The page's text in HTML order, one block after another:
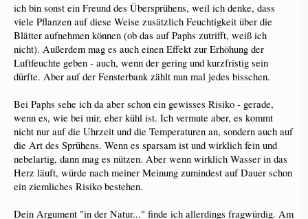
ich bin sonst ein Freund des Übersprühens, weil ich denke, dass
viele Pflanzen auf diese Weise zusätzlich Feuchtigkeit über die
Blätter aufnehmen können (ob das auf Paphs zutrifft, weiß ich
nicht). Außerdem mag es auch einen Effekt zur Erhöhung der
Luftfeuchte geben - auch, wenn der gering und kurzfristig sein
dürfte. Aber auf der Fensterbank zählt nun mal jedes bisschen.
Bei Paphs sehe ich da aber schon ein gewisses Risiko - gerade,
wenn es, wie bei mir, eher kühl ist. Ich vermute aber, es kommt
nicht nur auf die Uhrzeit und die Temperaturen an, sondern auch auf
die Art des Sprühens. Wenn es sparsam ist und wirklich fein und
nebelartig, dann mag es nützen. Aber wenn wirklich Wasser in das
Herz läuft, würde nach meiner Meinung zumindest auf Dauer schon
ein ziemliches Risiko bestehen.
Dein Argument "in der Natur..." finde ich allerdings fragwürdig. Am